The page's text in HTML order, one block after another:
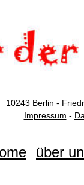
10243 Berlin -
Impressum -
über